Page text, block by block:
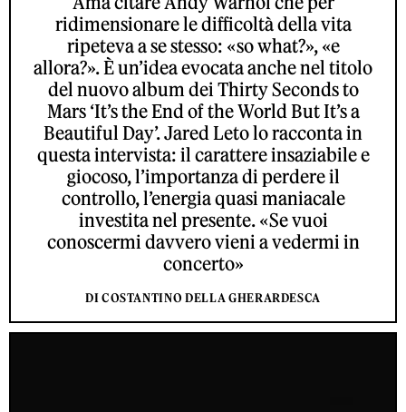
ridimensionare le difficoltà della vita
ripeteva a se stesso: «so what?», «e
allora?». È un’idea evocata anche nel titolo
del nuovo album dei Thirty Seconds to
Mars ‘It’s the End of the World But It’s a
Beautiful Day’. Jared Leto lo racconta in
questa intervista: il carattere insaziabile e
giocoso, l’importanza di perdere il
controllo, l’energia quasi maniacale
investita nel presente. «Se vuoi
conoscermi davvero vieni a vedermi in
concerto»
DI COSTANTINO DELLA GHERARDESCA